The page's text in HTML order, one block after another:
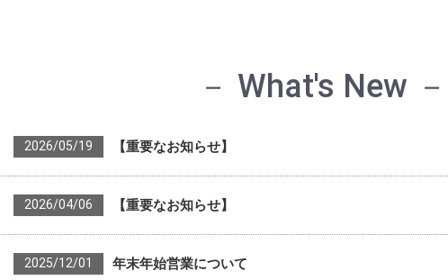
－ What's New －
2026/05/19 【重要なお知らせ】
2026/04/06 【重要なお知らせ】
2025/12/01 年末年始営業について